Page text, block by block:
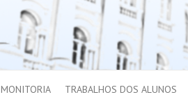
MONITORIA TRABALHOS DOS ALUNOS